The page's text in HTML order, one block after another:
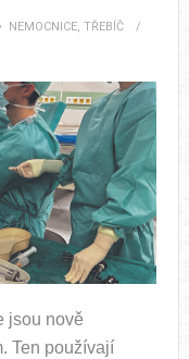
NEMOCNICE, TŘEBÍČ
jsou nově
Ten používají